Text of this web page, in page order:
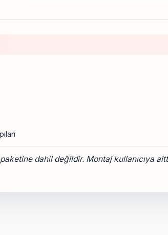
dahil değildir. Montaj kullanıcıya